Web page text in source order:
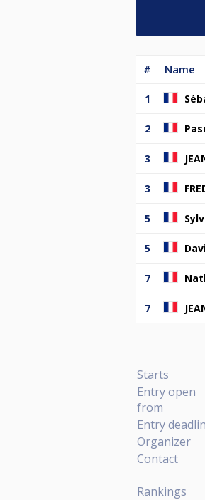
# Name
1
2
3
3
5
5
7
7
Starts
Entry open
from
Entry
Organizer
Contact
Rankings